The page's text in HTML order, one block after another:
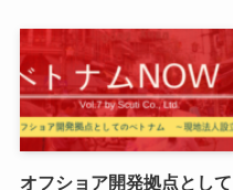
オフショア開発拠点として